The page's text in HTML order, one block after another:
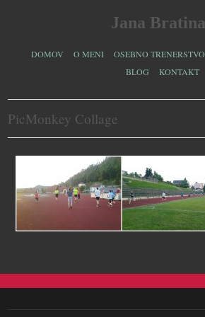
Jana Bratina
DOMOV O MENI OSEBNO TRENERSTVO
BLOG
KONTAKT
PicMonkey Collage